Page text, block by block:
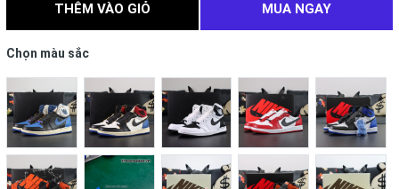
THÊM VÀO GIỎ MUA NGAY
Chọn màu sắc